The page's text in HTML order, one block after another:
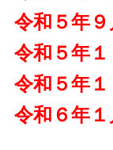
令和５年９
令和５年１
令和５年１
令和６年１